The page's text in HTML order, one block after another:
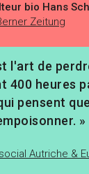
bio Hans
Zeitung
l'art de
400 heures
pensent
»
Autriche &